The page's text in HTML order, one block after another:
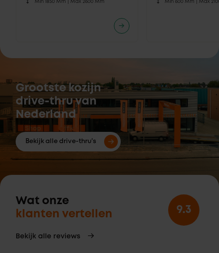
Min 1850 Mm | Max 2600 Mm
Min 600 Mm |Max
Grootste kozijn
drive-thru van
Nederland
Bekijk alle drive-thru's
Wat onze
klanten vertellen
Bekijk alle reviews
9.3